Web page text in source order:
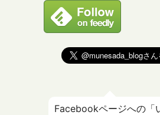
Facebookページへの「